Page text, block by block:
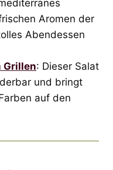
Aromen der
Abendessen
Grillen: Dieser Salat
und bringt
auf den